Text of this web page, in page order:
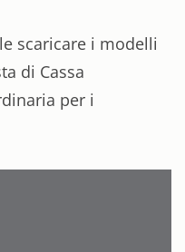
scaricare i modelli
di Cassa
per i